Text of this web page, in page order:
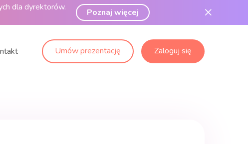
dla dyrektorów. Poznaj więcej
Umów prezentację Zaloguj się